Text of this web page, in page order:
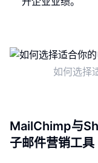
如何选择
MailChimp与
子邮件营销工具